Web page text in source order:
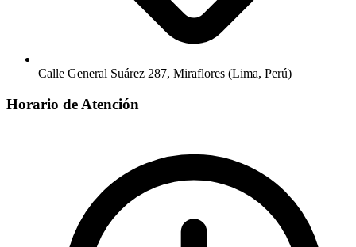
Calle General Suárez 287, Miraflores (Lima, Perú)
Horario de Atención